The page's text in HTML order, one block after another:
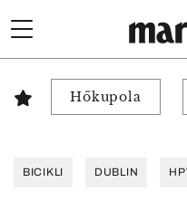
Hőkupola
BICIKLI DUBLIN